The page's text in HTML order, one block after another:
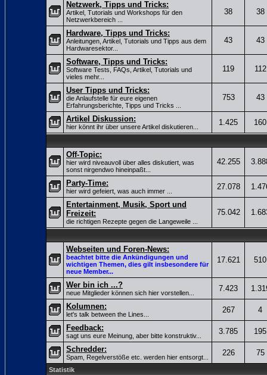
Netzwerk, Tipps und Tricks:
Artikel, Tutorials und Workshops für den
Netzwerkbereich ...
38 38
Hardware, Tipps und Tricks:
Anleitungen, Artikel, Tutorials und Tipps aus dem
Hardwaresektor...
43 43
Software, Tipps und Tricks:
Software Tests, FAQs, Artikel, Tutorials und
vieles mehr...
119 112
User Tipps und Tricks:
die Anlaufstelle für eure eigenen
Erfahrungsberichte, Tipps und Tricks ...
753 43
Artikel Diskussion:
hier könnt ihr über unsere Artikel diskutieren... 1.425 160
Off-Topic:
hier wird niveauvoll über alles diskutiert, was
sonst nirgendwo hineinpaßt...
42.255
Party-Time:
hier wird gefeiert, was auch immer ... 27.078
Entertainment, Musik, Sport und
Freizeit:
die richtigen Rezepte gegen die Langeweile ...
75.042
Webseiten und Foren-News:
beachtet bitte die Ankündigungen und
wichtigen Themen, dies gilt insbesondere für
neue Member...
17.621 510
Wer bin ich ...?
neue Mitglieder können sich hier vorstellen... 7.423
Kolumnen:
let's talk between the Lines... 267
4
Feedback:
sagt uns eure Meinung, aber bitte konstruktiv... 3.785
195
Schredder:
Spam, Regelverstöße etc. werden hier entsorgt... 226 75
Statistik